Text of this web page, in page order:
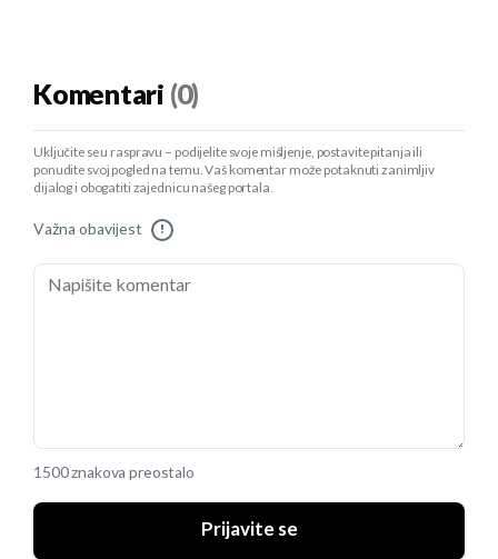
Komentari (0)
Uključite se u raspravu – podijelite svoje mišljenje, postavite pitanja ili
ponudite svoj pogled na temu. Vaš komentar može potaknuti zanimljiv
dijalog i obogatiti zajednicu našeg portala.
Važna obavijest !
1500 znakova preostalo
Prijavite se